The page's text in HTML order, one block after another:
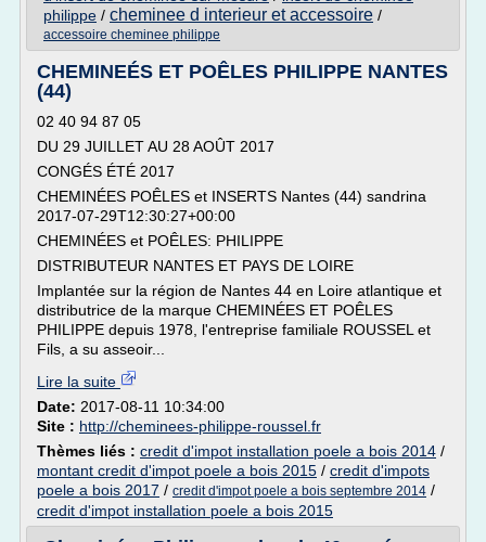
philippe / cheminee d interieur et accessoire /
accessoire cheminee philippe
CHEMINEÉS ET POÊLES PHILIPPE NANTES
(44)
02 40 94 87 05
DU 29 JUILLET AU 28 AOÛT 2017
CONGÉS ÉTÉ 2017
CHEMINÉES POÊLES et INSERTS Nantes (44) sandrina
2017-07-29T12:30:27+00:00
CHEMINÉES et POÊLES: PHILIPPE
DISTRIBUTEUR NANTES ET PAYS DE LOIRE
Implantée sur la région de Nantes 44 en Loire atlantique et
distributrice de la marque CHEMINÉES ET POÊLES
PHILIPPE depuis 1978, l'entreprise familiale ROUSSEL et
Fils, a su asseoir...
Lire la suite
Date: 2017-08-11 10:34:00
Site : http://cheminees-philippe-roussel.fr
Thèmes liés : credit d'impot installation poele a bois 2014 /
montant credit d'impot poele a bois 2015 / credit d'impots
poele a bois 2017 / credit d'impot poele a bois septembre 2014 /
credit d'impot installation poele a bois 2015